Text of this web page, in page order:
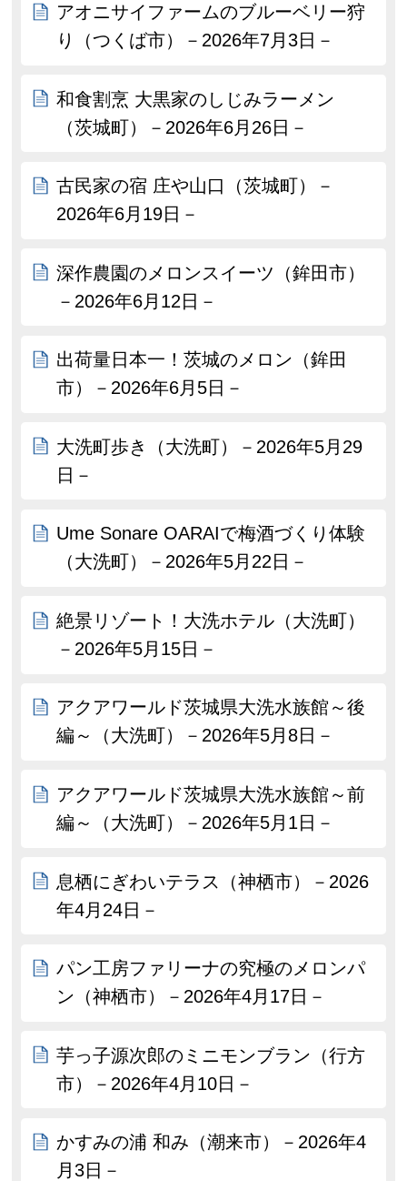
アオニサイファームのブルーベリー狩
り（つくば市）－2026年7月3日－
和食割烹 大黒家のしじみラーメン
（茨城町）－2026年6月26日－
古民家の宿 庄や山口（茨城町）－
2026年6月19日－
深作農園のメロンスイーツ（鉾田市）
－2026年6月12日－
出荷量日本一！茨城のメロン（鉾田
市）－2026年6月5日－
大洗町歩き（大洗町）－2026年5月29
日－
Ume Sonare OARAIで梅酒づくり体験
（大洗町）－2026年5月22日－
絶景リゾート！大洗ホテル（大洗町）
－2026年5月15日－
アクアワールド茨城県大洗水族館～後
編～（大洗町）－2026年5月8日－
アクアワールド茨城県大洗水族館～前
編～（大洗町）－2026年5月1日－
息栖にぎわいテラス（神栖市）－2026
年4月24日－
パン工房ファリーナの究極のメロンパ
ン（神栖市）－2026年4月17日－
芋っ子源次郎のミニモンブラン（行方
市）－2026年4月10日－
かすみの浦 和み（潮来市）－2026年4
月3日－